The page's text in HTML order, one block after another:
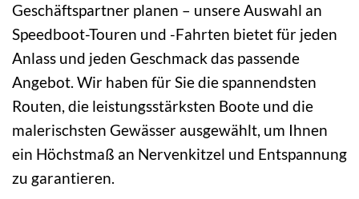
Geschäftspartner planen – unsere Auswahl an
Speedboot-Touren und -Fahrten bietet für jeden
Anlass und jeden Geschmack das passende
Angebot. Wir haben für Sie die spannendsten
Routen, die leistungsstärksten Boote und die
malerischsten Gewässer ausgewählt, um Ihnen
ein Höchstmaß an Nervenkitzel und Entspannung
zu garantieren.